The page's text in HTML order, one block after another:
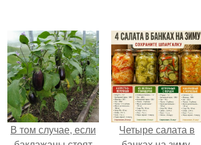
В том случае, если
Четыре салата в